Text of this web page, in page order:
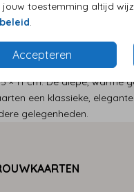
jouw toestemming altijd
.
Accepteren
11 cm. De diepe, warme
een klassieke, elegante
gelegenheden.